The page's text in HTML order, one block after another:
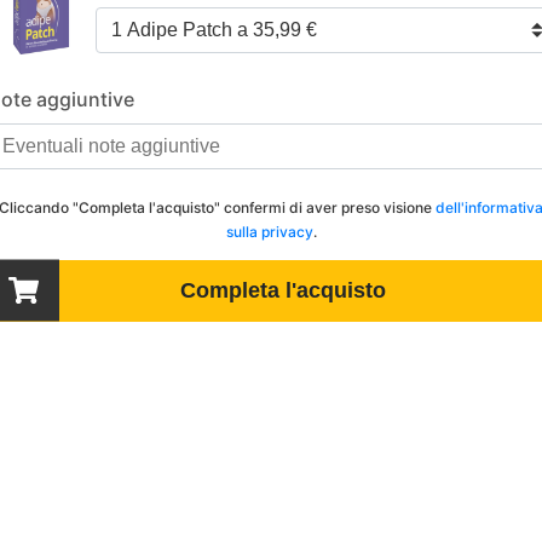
aggiuntive
Cliccando "Completa l'acquisto" confermi di aver preso visione dell'informativa
sulla privacy.
Completa l'acquisto